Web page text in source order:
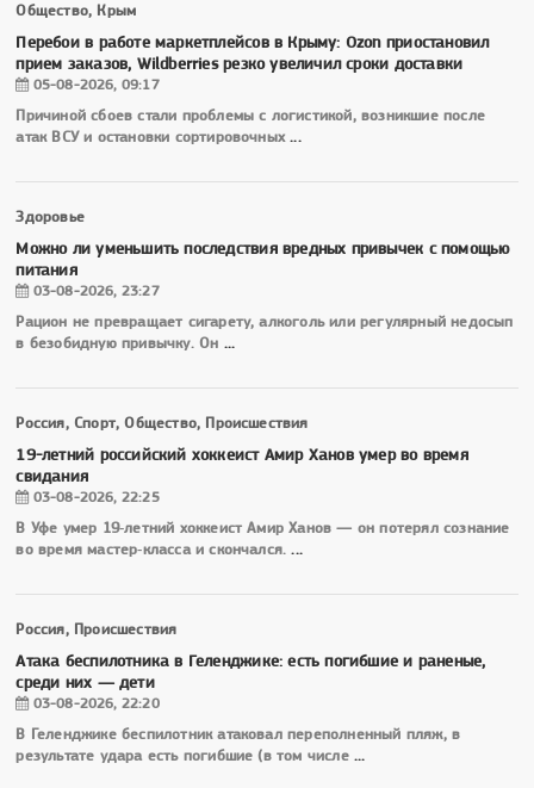
Общество, Крым
Перебои в работе маркетплейсов в Крыму: Ozon приостановил
прием заказов, Wildberries резко увеличил сроки доставки
05-08-2026, 09:17
Причиной сбоев стали проблемы с логистикой, возникшие после
атак ВСУ и остановки сортировочных...
Здоровье
Можно ли уменьшить последствия вредных привычек с помощью
питания
03-08-2026, 23:27
Рацион не превращает сигарету, алкоголь или регулярный недосып
в безобидную привычку. Он ...
Россия, Спорт, Общество, Происшествия
19-летний российский хоккеист Амир Ханов умер во время
свидания
03-08-2026, 22:25
В Уфе умер 19‑летний хоккеист Амир Ханов — он потерял сознание
во время мастер‑класса и скончался....
Россия, Происшествия
Атака беспилотника в Геленджике: есть погибшие и раненые,
среди них — дети
03-08-2026, 22:20
В Геленджике беспилотник атаковал переполненный пляж, в
результате удара есть погибшие (в том числе...